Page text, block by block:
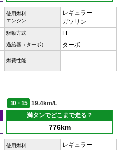
使用燃料
エンジン
レギュラー
ガソリン
駆動方式 FF
過給器（ターボ） ターボ
燃費性能 -
10・15
19.4km/L
満タンでどこまで走る？
776km
使用燃料
レギュラー